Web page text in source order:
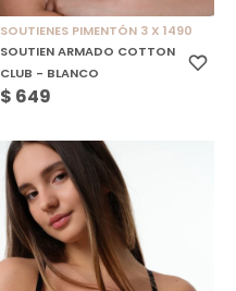
SOUTIENES PIMENTÓN 3 X 1490
SOUTIEN ARMADO COTTON
CLUB - BLANCO
$ 649